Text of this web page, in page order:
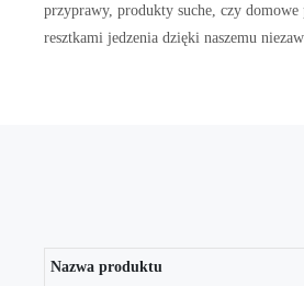
przyprawy, produkty suche, czy
resztkami jedzenia dzięki naszemu
Nazwa produktu